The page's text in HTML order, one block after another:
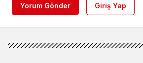
Yorum Gönder Giriş Yap